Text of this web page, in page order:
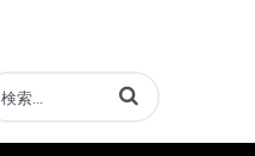
動画の検索語句を入力